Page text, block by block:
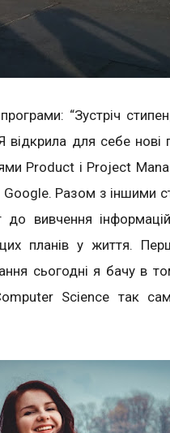
“Зустріч
для себе нові
Product і Project
Google. Разом з іншими
вивчення
планів у життя.
сьогодні я бачу в
Science так